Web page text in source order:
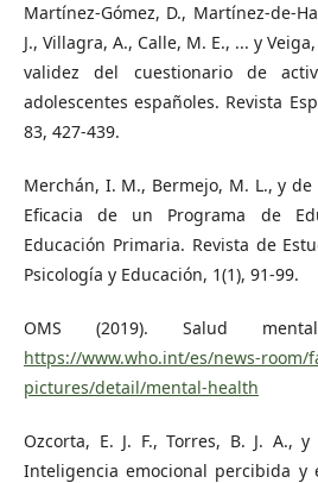
Martínez-Gómez, D., Martínez-de-
J., Villagra, A., Calle, M. E., ... y
validez del cuestionario de
adolescentes españoles. Revista
83, 427-439.
Merchán, I. M., Bermejo, M. L., y de
Eficacia de un Programa de
Educación Primaria. Revista de
Psicología y Educación, 1(1), 91-99.
OMS (2019). Salud
https://www.who.int/es/news-room/
pictures/detail/mental-health
Ozcorta, E. J. F., Torres, B. J. A.,
Inteligencia emocional percibida y